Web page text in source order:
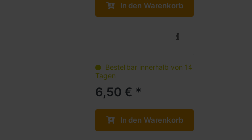
In den Warenkorb
Bestellbar innerhalb von 14
Tagen
6,50 € *
In den Warenkorb